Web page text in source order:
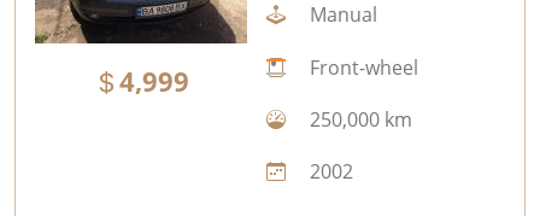
4,999
Manual
Front-wheel
250,000 km
2002